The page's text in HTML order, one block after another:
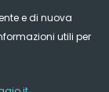
e di nuova
utili per